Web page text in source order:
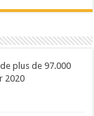
de plus de 97.000
2020